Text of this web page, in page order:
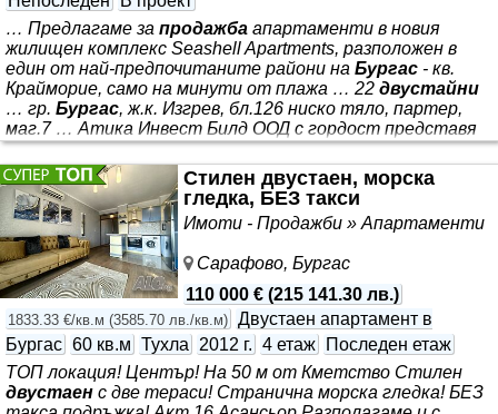
… Предлагаме за продажба апартаменти в новия
жилищен комплекс Seashell Apartments, разположен в
един от най-предпочитаните райони на Бургас - кв.
Крайморие, само на минути от плажа … 22 двустайни
… гр. Бургас, ж.к. Изгрев, бл.126 ниско тяло, партер,
маг.7 … Атика Инвест Билд ООД с гордост представя
новия си проект: *** . Проектът е създаден с идеята да
съчетае спокойствието на морската среда, високия
стандарт на обитаване и отличния инвестиционен
потенциал. Комплексът е проектиран за комфортно
целогодишно живеене и пълноценен ваканционен отдих.
Сградите са разположени в УПИ с площ 1 501 кв.м и са с
обща
Стилен двустаен, морска
гледка, БЕЗ такси
Имоти - Продажби » Апартаменти
Сарафово, Бургас
110 000 € (215 141.30 лв.)
1833.33 €/кв.м (3585.70 лв./кв.м) Двустаен апартамент в
Бургас 60 кв.м Тухла 2012 г. 4 етаж
Последен етаж
ТОП локация! Център! На 50 м от Кметство Стилен
двустаен с две тераси! Странична морска гледка! БЕЗ